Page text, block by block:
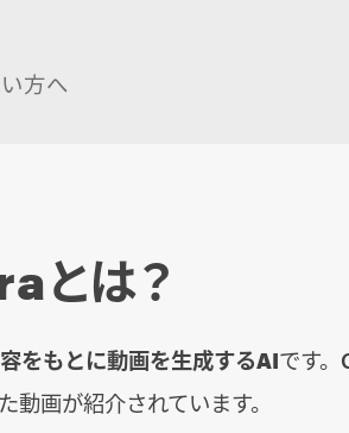
方へ
とは？
をもとに動画を生成するAIです
画が紹介されています。